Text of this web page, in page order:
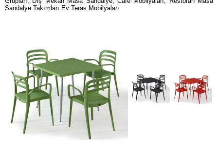
Sandalye Takımları Ev Teras Mobilyaları.